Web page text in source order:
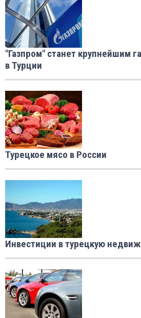
"Газпром" станет крупнейшим
в Турции
Турецкое мясо в России
Инвестиции в турецкую